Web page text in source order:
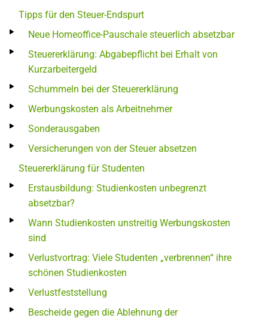
Tipps für den Steuer-Endspurt
Neue Homeoffice-Pauschale steuerlich absetzbar
Steuererklärung: Abgabepflicht bei Erhalt von
Kurzarbeitergeld
Schummeln bei der Steuererklärung
Werbungskosten als Arbeitnehmer
Sonderausgaben
Versicherungen von der Steuer absetzen
Steuererklärung für Studenten
Erstausbildung: Studienkosten unbegrenzt
absetzbar?
Wann Studienkosten unstreitig Werbungskosten
sind
Verlustvortrag: Viele Studenten „verbrennen“ ihre
schönen Studienkosten
Verlustfeststellung
Bescheide gegen die Ablehnung der